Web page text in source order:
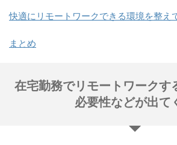
快適にリモートワークできる環境を整え
まとめ
在宅勤務でリモートワークす
必要性などが出て